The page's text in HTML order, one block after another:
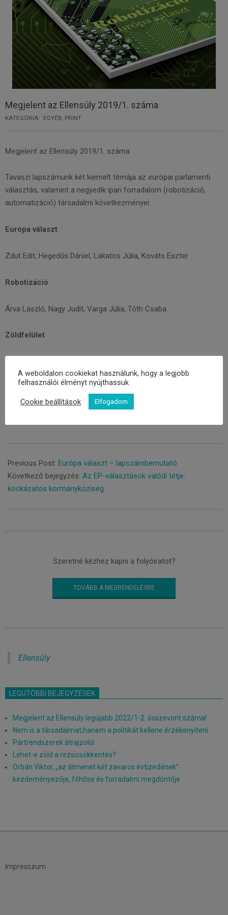
Megjelent az Ellensúly 2019/1. száma
KATEGÓRIA: EGYÉB, PRINT
Megjelent az Ellensúly 2019/1. száma
Tavaszi lapszámunk két kiemelt témája az európai parlamenti
választás, valamint a negyedik ipari forradalom (robotizáció,
automatizáció) társadalmi következményei:
Európa választ
Zdut Edit, Hegedűs Dániel, Lakatos Júlia, Kováts Eszter
Robotizáció
Árva László, Nagy Judit, Varga Júlia, Tóth Csaba
Zöldfelület
A folyóirat onlineittolvasható, a nyomtatott változatra pedig
fizethet elő.
04-
23
Previous Post: Európa választ – lapszámbemutató
Következő bejegyzés: Az EP-választások valódi tétje:
kockázatos kormányköziség
Szeretné kézhez kapni a folyóiratot?
TOVÁBB A MEGRENDELÉSRE
Ellensúly
LEGUTÓBBI BEJEGYZÉSEK
Megjelent az Ellensúly legújabb 2022/1-2. összevont száma!
Nem is a társadalmat,hanem a politikát kellene érzékenyíteni
Pártrendszerek átrajzolói
Lehet-e zöld a rezsicsökkentés?
Orbán Viktor, „az átmenet két zavaros évtizedének”
kezdeményezője, főhőse és forradalmi megdöntője
Impresszum
A weboldalon cookiekat használunk, hogy a legjobb
felhasználói élményt nyújthassuk
Cookie beállítások Elfogadom